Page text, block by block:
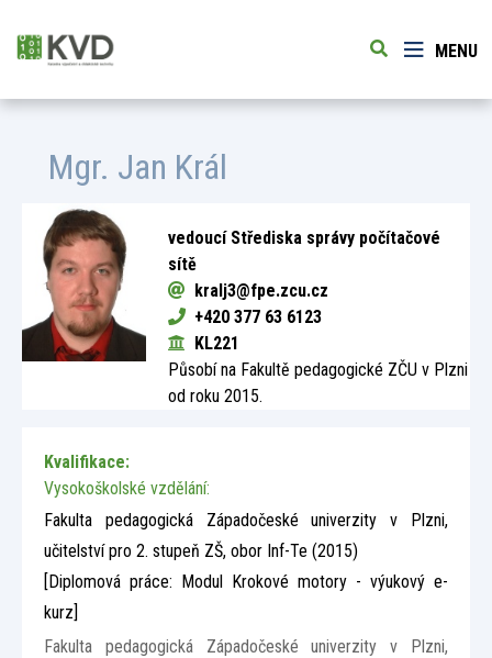
MENU
Mgr. Jan Král
vedoucí Střediska správy počítačové
sítě
kralj3@fpe.zcu.cz
+420 377 63 6123
KL221
Působí na Fakultě pedagogické ZČU v Plzni
od roku 2015.
Kvalifikace:
Vysokoškolské vzdělání:
Fakulta pedagogická Západočeské univerzity v Plzni,
učitelství pro 2. stupeň ZŠ, obor Inf-Te (2015)
[Diplomová práce: Modul Krokové motory - výukový e-
kurz]
Fakulta pedagogická Západočeské univerzity v Plzni,